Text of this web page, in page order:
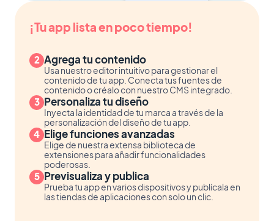
¡Tu app lista en poco tiempo!
Agrega tu contenido
Usa nuestro editor intuitivo para gestionar el
contenido de tu app. Conecta tus fuentes de
contenido o créalo con nuestro CMS integrado.
Personaliza tu diseño
Inyecta la identidad de tu marca a través de la
personalización del diseño de tu app.
Elige funciones avanzadas
Elige de nuestra extensa biblioteca de
extensiones para añadir funcionalidades
poderosas.
Previsualiza y publica
Prueba tu app en varios dispositivos y publícala en
las tiendas de aplicaciones con solo un clic.